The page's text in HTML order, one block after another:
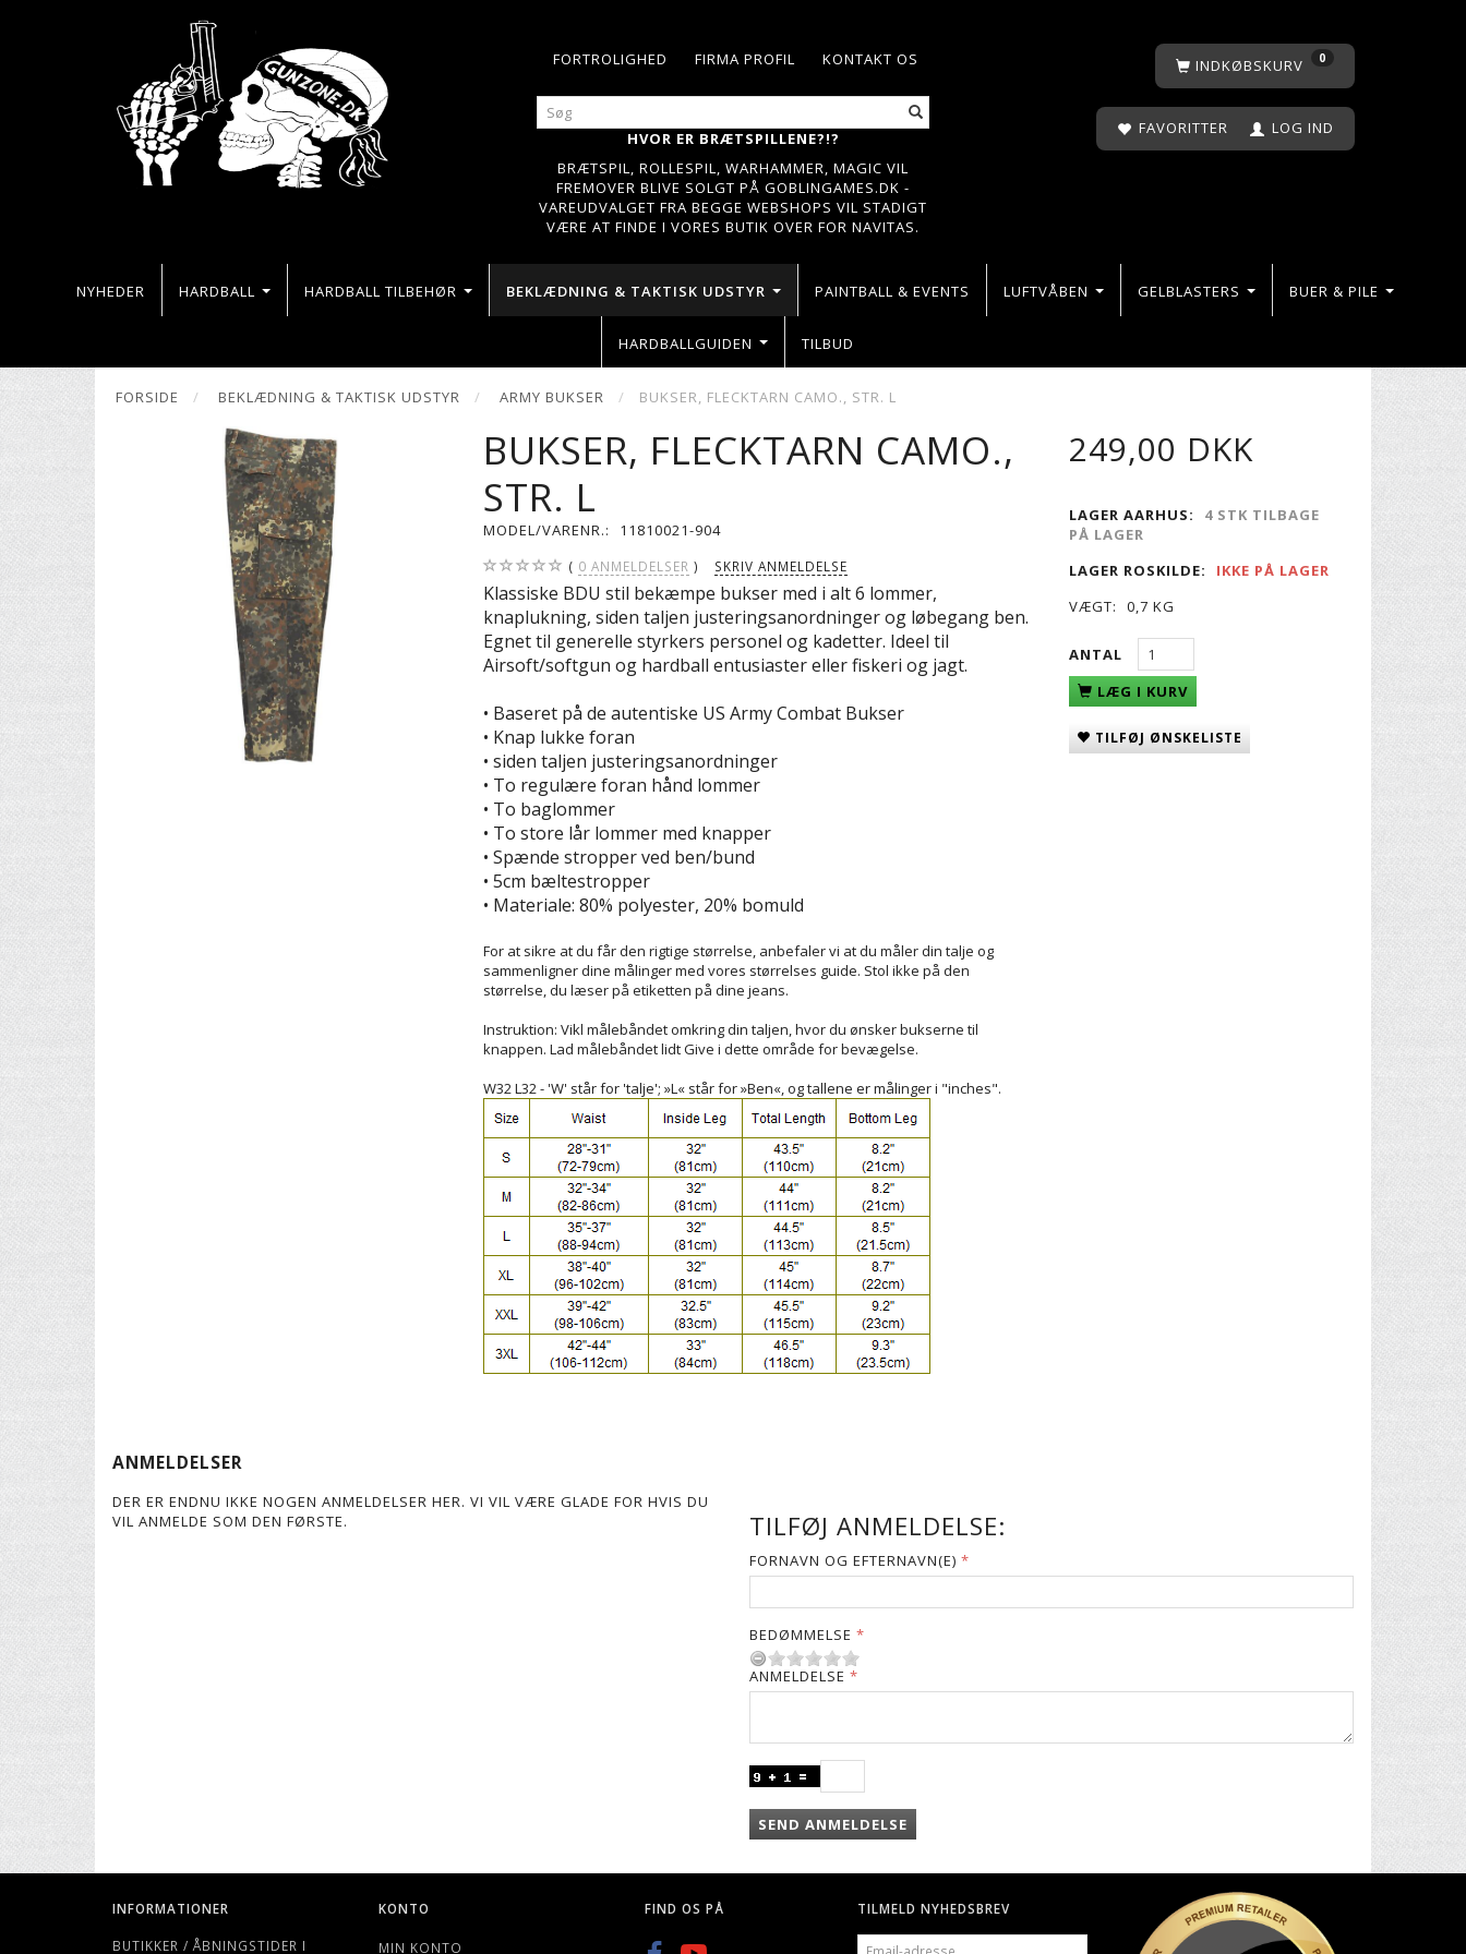
KONTAKT OS
FIRMA PROFIL
FORTROLIGHED
HVOR ER BRÆTSPILLENE?!?
BRÆTSPIL, ROLLESPIL, WARHAMMER, MAGIC VIL
FREMOVER BLIVE SOLGT PÅ GOBLINGAMES.DK -
VAREUDVALGET FRA BEGGE WEBSHOPS VIL STADIGT
VÆRE AT FINDE I VORES BUTIK OVER FOR NAVITAS.
INDKØBSKURV 0
FAVORITTER LOG IND
NYHEDER HARDBALL HARDBALL TILBEHØR BEKLÆDNING & TAKTISK UDSTYR PAINTBALL & EVENTS LUFTVÅBEN GELBLASTERS BUER & PILE
HARDBALLGUIDEN TILBUD
FORSIDE BEKLÆDNING & TAKTISK UDSTYR ARMY BUKSER BUKSER, FLECKTARN CAMO., STR. L
BUKSER, FLECKTARN CAMO.,
STR. L
MODEL/VARENR.: 11810021-904
0 ANMELDELSER SKRIV ANMELDELSE
Klassiske BDU stil bekæmpe bukser med i alt 6 lommer,
knaplukning, siden taljen justeringsanordninger og løbegang ben.
Egnet til generelle styrkers personel og kadetter. Ideel til
Airsoft/softgun og hardball entusiaster eller fiskeri og jagt.
• Baseret på de autentiske US Army Combat Bukser
• Knap lukke foran
• siden taljen justeringsanordninger
• To regulære foran hånd lommer
• To baglommer
• To store lår lommer med knapper
• Spænde stropper ved ben/bund
• 5cm bæltestropper
• Materiale: 80% polyester, 20% bomuld
For at sikre at du får den rigtige størrelse, anbefaler vi at du måler din talje og
sammenligner dine målinger med vores størrelses guide. Stol ikke på den
størrelse, du læser på etiketten på dine jeans.
Instruktion: Vikl målebåndet omkring din taljen, hvor du ønsker bukserne til
knappen. Lad målebåndet lidt Give i dette område for bevægelse.
W32 L32 - 'W' står for 'talje'; »L« står for »Ben«, og tallene er målinger i "inches".
249,00 DKK
LAGER AARHUS:
4 STK TILBAGE
PÅ LAGER
LAGER ROSKILDE:
IKKE PÅ LAGER
VÆGT:
0,7 KG
ANTAL
LÆG I KURV
TILFØJ ØNSKELISTE
ANMELDELSER
DER ER ENDNU IKKE NOGEN ANMELDELSER HER. VI VIL VÆRE GLADE FOR HVIS DU
VIL ANMELDE SOM DEN FØRSTE.
TILFØJ ANMELDELSE:
FORNAVN OG EFTERNAVN(E)
BEDØMMELSE
ANMELDELSE
SEND ANMELDELSE
INFORMATIONER
BUTIKKER / ÅBNINGSTIDER I
KONTO
MIN KONTO
FIND OS PÅ
TILMELD NYHEDSBREV
EMAIL-